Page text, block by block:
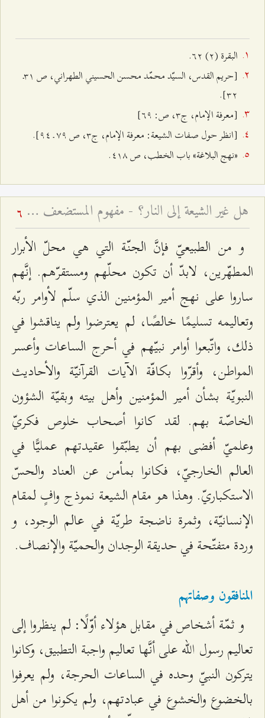
البقرة (٢) ٦٢.
[حريم القدس، السيّد محمّد محسن الحسيني الطهراني، ص ٣۱ـ
٣٢].
[معرفة الإمام، ج‌٣، ص: ٦٩]
[انظر حول صفات الشیعة: معرفة الإمام، ج٣، ص ۷٩ ـ ٩٤].
«نهج البلاغة» باب الخطب، ص ٤۱۸.
هل غير الشيعة إلى النار؟ - مفهوم المستضعف في القرآن الكريم 6
و من الطبيعيّ فإنَّ الجنّة التي هي محلّ الأبرار
المطهّرين، لابدّ أن تكون محلّهم ومستقرّهم. إنَّهم
ساروا على نهج أمير المؤمنين الذي سلّم لأوامر ربّه
وتعاليمه تسليمًا خالصًا، لم يعترضوا ولم يناقشوا في
ذلك، واتّبعوا أوامر نبيّهم في أحرج الساعات وأعسر
المواطن، وأقرّوا بكافّة الآيات القرآنيّة والأحاديث
النبويّة بشأن أمير المؤمنين وأهل بيته وبقيّة الشؤون
الخاصّة بهم. لقد كانوا أصحاب خلوص فكريّ
وعلميّ أفضى بهم أن يطبّقوا عقيدتهم عمليًّا في
العالم الخارجيّ، فكانوا بمأمن عن العناد والحسّ
الاستكباريّ. وهذا هو مقام الشيعة نموذج وافٍ لمقام
الإنسانيّة، وثمرة ناضجة طريّة في عالم الوجود، و
وردة متفتّحة في حديقة الوجدان والحميّة والإنصاف.
المنافقون وصفاتهم
و ثمّة أشخاص في مقابل هؤلاء أوّلًا: لم ينظروا إلى
تعاليم رسول الله على أنَّها تعاليم واجبة التطبيق، وكانوا
يتركون النبيّ وحده في الساعات الحرجة، ولم يعرفوا
بالخضوع والخشوع في عبادتهم، ولم يكونوا من أهل